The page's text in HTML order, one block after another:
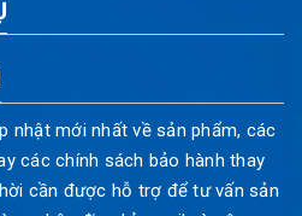
nhật mới nhất về sản phẩm, các
các chính sách bảo hành thay
cần được hỗ trợ để tư vấn sản